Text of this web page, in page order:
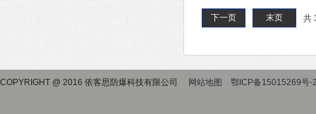
共
下一页 末页
COPYRIGHT @ 2016 依客思防爆科技有限公司 网站地图 鄂ICP备15015269号-